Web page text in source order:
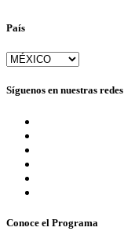
País
Síguenos en nuestras redes
Conoce el Programa